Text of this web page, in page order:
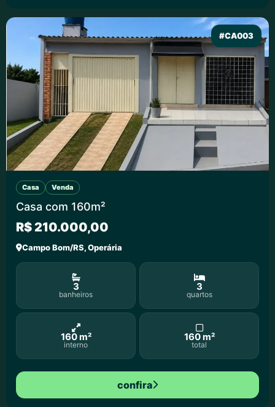
#CA003
Casa Venda
Casa com 160m²
R$ 210.000,00
Campo Bom/RS, Operária
3
banheiros
3
quartos
160 m²
interno
160 m²
total
confira